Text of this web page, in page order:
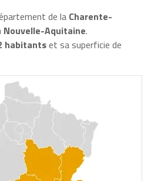
de la Charente-
Nouvelle-Aquitaine.
habitantset sa superficie de